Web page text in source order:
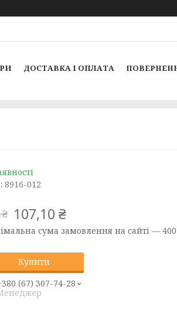
ДОСТАВКА І ОПЛАТА
8916-012
₴ 107,10 ₴
сума замовлення на сайті —
Купити
(67) 307-74-28